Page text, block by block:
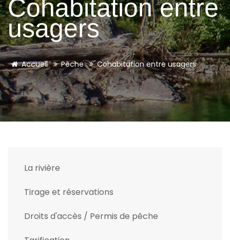
Cohabitation entre
usagers
Accueil Pêche Cohabitation entre usagers
La rivière
Tirage et réservations
Droits d'accès / Permis de pêche